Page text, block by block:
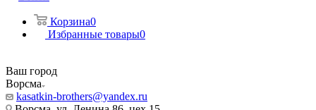
Корзина0
Избранные товары0
Ваш город
Ворсма
kasatkin-brothers@yandex.ru